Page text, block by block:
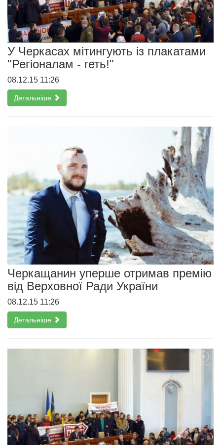
У Черкасах мітингують із плакатами
"Регіоналам - геть!"
08.12.15 11:26
Детальніше
Черкащанин уперше отримав премію
від Верховної Ради України
08.12.15 11:26
Детальніше